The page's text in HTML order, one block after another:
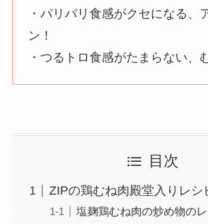
・パリパリ食感がクセになる、
ン！
・つるトロ食感がたまらない、
目次
ZIPの鶏むね肉殿堂入りレシ
塩麹鶏むね肉の炒め物の